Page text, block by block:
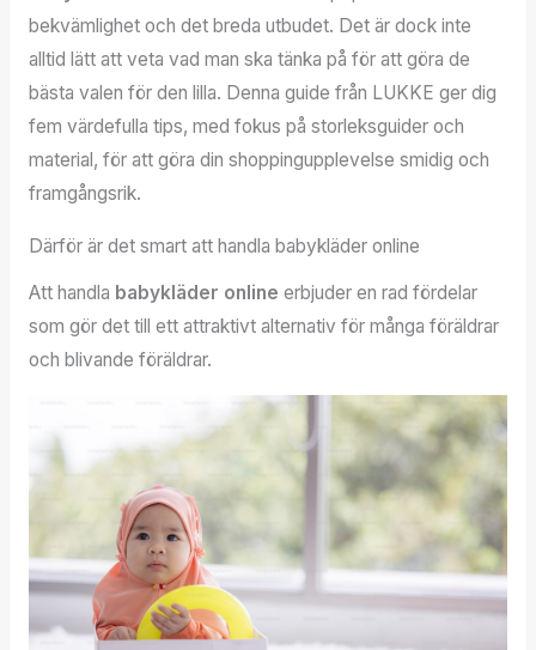
bekvämlighet och det breda utbudet. Det är dock inte
alltid lätt att veta vad man ska tänka på för att göra de
bästa valen för den lilla. Denna guide från LUKKE ger dig
fem värdefulla tips, med fokus på storleksguider och
material, för att göra din shoppingupplevelse smidig och
framgångsrik.
Därför är det smart att handla babykläder online
Att handla babykläder online erbjuder en rad fördelar
som gör det till ett attraktivt alternativ för många föräldrar
och blivande föräldrar.